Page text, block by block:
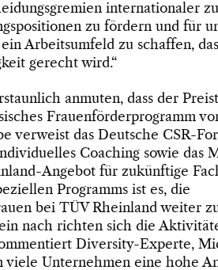
internationaler
zu fördern und für
Arbeitsumfeld zu schaffen,
gerecht wird.“
anmuten, dass der
Frauenförderprogramm
verweist das Deutsche CSR-
Coaching sowie das
Angebot für zukünftige
Programms ist es, die
bei TÜV Rheinland weiter
nach richten sich die
Diversity-Experte,
viele Unternehmen eine hohe